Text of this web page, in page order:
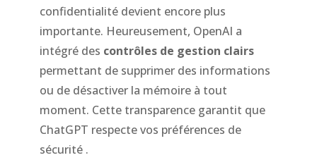
confidentialité devient encore plus
importante. Heureusement, OpenAI a
intégré des contrôles de gestion clairs
permettant de supprimer des informations
ou de désactiver la mémoire à tout
moment. Cette transparence garantit que
ChatGPT respecte vos préférences de
sécurité .